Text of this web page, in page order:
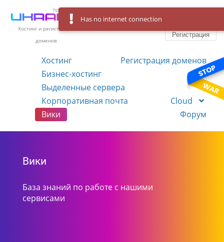
Хостинг и регистрация
доменов
Регистрация
Хостинг
Регистрация доменов
Бизнес-хостинг
VPS
Выделенные сервера
Корпоративная почта
Cloud
Вики
Форум
Вики
База знаний по работе с нашими
сервисами
Has no internet connection